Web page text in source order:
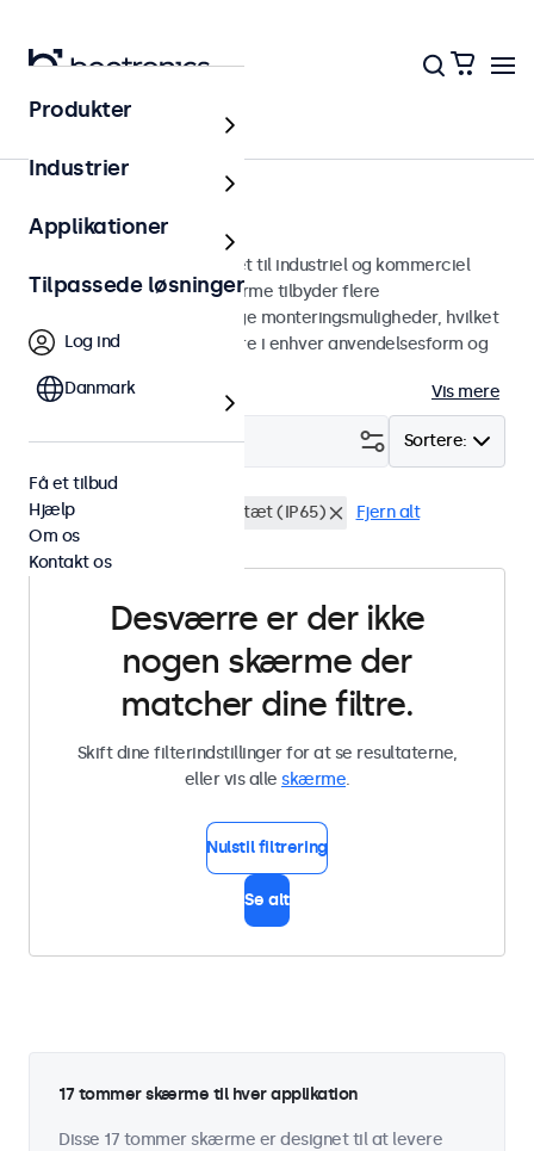
Skærme
17-tommer skærme
17 tommer skærme designet til industriel og kommerciel
brug. Vores 17-tommer skærme tilbyder flere
billedforbindelser og alsidige monteringsmuligheder, hvilket
gør dem nemme at integrere i enhver anvendelsesform og
Vis mere
Sortere:
Filter (0)
17 tommer skaerme Vandtæt (IP65) Fjern alt
Desværre er der ikke
nogen skærme der
matcher dine filtre.
Skift dine filterindstillinger for at se resultaterne,
eller vis alle skærme.
Nulstil filtrering
Se alt
17 tommer skærme til hver applikation
Disse 17 tommer skærme er designet til at levere
Produkter
Industrier
Applikationer
Tilpassede løsninger
Log ind
Danmark
Få et tilbud
Hjælp
Om os
Kontakt os